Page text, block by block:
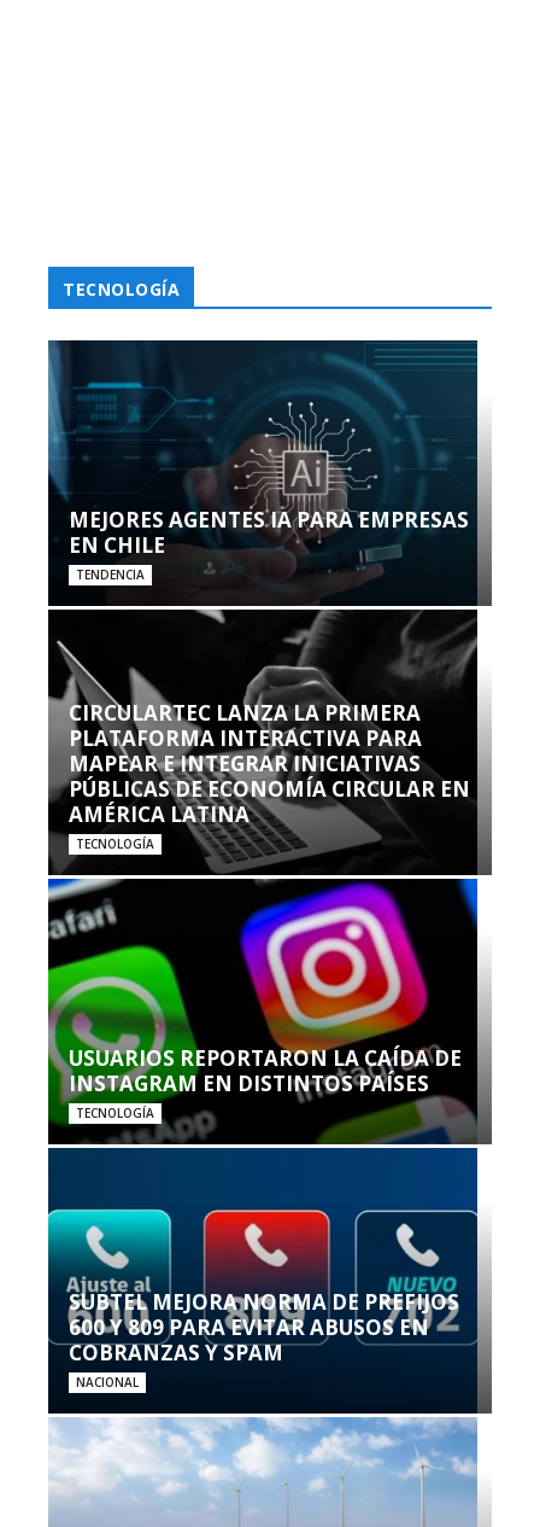
TECNOLOGÍA
MEJORES AGENTES IA PARA EMPRESAS
EN CHILE
TENDENCIA
CIRCULARTEC LANZA LA PRIMERA
PLATAFORMA INTERACTIVA PARA
MAPEAR E INTEGRAR INICIATIVAS
PÚBLICAS DE ECONOMÍA CIRCULAR EN
AMÉRICA LATINA
TECNOLOGÍA
USUARIOS REPORTARON LA CAÍDA DE
INSTAGRAM EN DISTINTOS PAÍSES
TECNOLOGÍA
SUBTEL MEJORA NORMA DE PREFIJOS
600 Y 809 PARA EVITAR ABUSOS EN
COBRANZAS Y SPAM
NACIONAL